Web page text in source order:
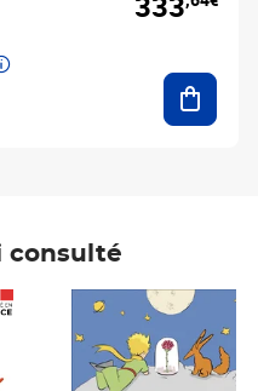
consulté
Prix 7,50€